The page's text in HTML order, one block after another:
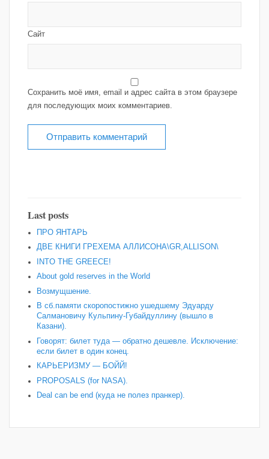
Сайт
Сохранить моё имя, email и адрес сайта в этом браузере
для последующих моих комментариев.
Last posts
ПРО ЯНТАРЬ
ДВЕ КНИГИ ГРЕХЕМА АЛЛИСОНА\GR,ALLISON\
INTO THE GREECE!
About gold reserves in the World
Возмущшение.
В сб.памяти скоропостижно ушедшему Эдуарду
Салмановичу Кульпину-Губайдуллину (вышло в
Казани).
Говорят: билет туда — обратно дешевле. Исключение:
если билет в один конец.
КАРЬЕРИЗМУ — БОЙЙ!
PROPOSALS (for NASA).
Deal can be end (куда не полез пранкер).